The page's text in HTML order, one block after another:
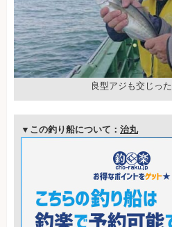
良型アジも交じった
▼この釣り船について： 治丸